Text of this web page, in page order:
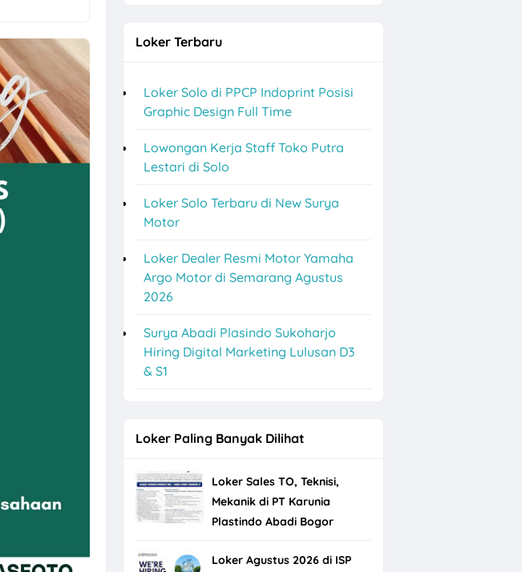
dll di CV Pesta Abadi
PT Bina Artha Ventura
Cakra Buana)
Semarang
Gatot Subroto Solo
Indah Learning Center Demak
Loker Terbaru
Loker Solo di PPCP Indoprint Posisi
Graphic Design Full Time
Lowongan Kerja Staff Toko Putra
Lestari di Solo
Loker Solo Terbaru di New Surya
Motor
Loker Dealer Resmi Motor Yamaha
Argo Motor di Semarang Agustus
2026
Surya Abadi Plasindo Sukoharjo
Hiring Digital Marketing Lulusan D3
& S1
Loker Paling Banyak Dilihat
Loker Sales TO, Teknisi,
Mekanik di PT Karunia
Plastindo Abadi Bogor
Loker Agustus 2026 di ISP